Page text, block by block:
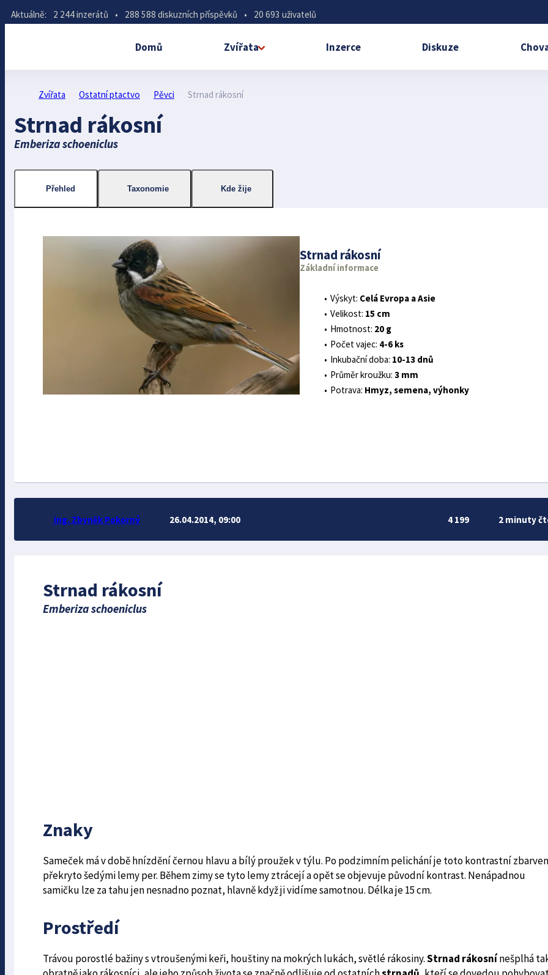
Aktuálně: 2 244 inzerátů • 288 588 diskuzních příspěvků • 20 693 uživatelů
Domů Zvířata Inzerce Diskuze
Zvířata Ostatní ptactvo Pěvci Strnad rákosní
Strnad rákosní
Emberiza schoeniclus
Strnad rákosní
Emberiza schoeniclus
Znaky
Sameček má v době hnízdění černou hlavu a bílý proužek v týlu. Po podzimním pelichání je toto kontrastní
překryto šedými lemy per. Během zimy se tyto lemy ztrácejí a opět se objevuje původní kontrast. Nenápadnou
samičku lze za tahu jen nesnadno poznat, hlavně když ji vidíme samotnou. Délka je 15 cm.
Prostředí
Trávou porostlé bažiny s vtroušenými keři, houštiny na mokrých lukách, světlé rákosiny.Strnad rákosnínešplhá
Přehled Taxonomie Kde žije
Strnad rákosní
Základní informace
Výskyt: Celá Evropa a Asie
Velikost: 15 cm
Hmotnost: 20 g
Počet vajec: 4-6 ks
Inkubační doba: 10-13 dnů
Průměr kroužku:3 mm
Potrava: Hmyz, semena, výhonky
Ing. Zbyněk Pokorný 26.04.2014, 09:00 4 199 2 minuty